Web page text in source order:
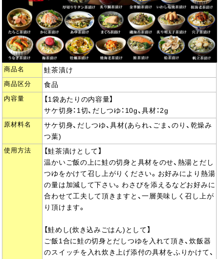
商品名 鮭茶漬け
商品区分 食品
内容量
【1袋あたりの内容量】
サケ切身：1切、だしつゆ：10g、具材：2g
原材料名
サケ切身、だしつゆ、具材(あられ、ごま、のり、乾燥み
つ葉)
使用方法
【鮭茶漬けとして】
温かいご飯の上に鮭の切身と具材をのせ、熱湯とだし
つゆをかけて召し上がりください。お好みにより熱湯
の量は加減して下さい。わさびを添えるなどお好みに
合わせて工夫して頂きますと、一層美味しく召し上が
り頂けます。
【鮭めし(炊き込みごはん)として】
ご飯1合に鮭の切身とだしつゆを入れて頂き、炊飯器
のスイッチを入れ炊き上げ添付の具材をふりかけて、